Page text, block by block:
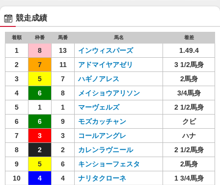
競走成績
着順 枠番 馬番 馬名 着差
1 8 13 インウィスパーズ
1.49.4
2
7 11 アドマイヤアゼリ
3 1/2馬身
3
5 7 ハギノアレス
2馬身
4
6 8 メイショウアリソン
3/4馬身
5
1 1 マーヴェルズ
2 1/2馬身
6
6 9 モズカッチャン
クビ
7
3 3 コールアングレ
ハナ
8
2 2 カレンラヴニール
2 1/2馬身
9
5 6 キンショーフェスタ
2馬身
10
4 4 ナリタクローネ
1 3/4馬身